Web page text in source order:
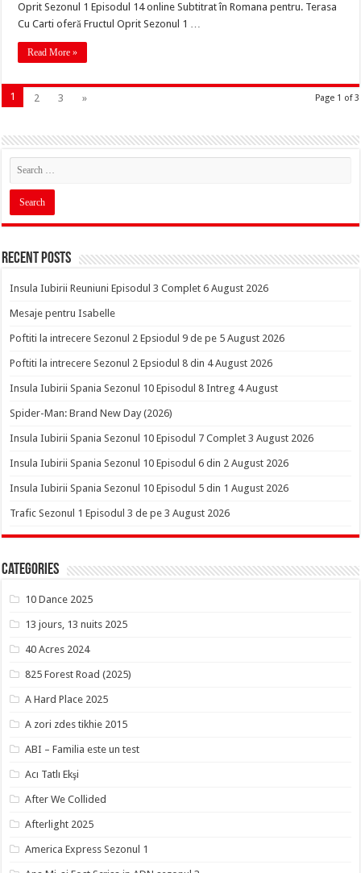
Oprit Sezonul 1 Episodul 14 online Subtitrat în Romana pentru. Terasa
Cu Carti oferă Fructul Oprit Sezonul 1 …
Read More »
Page 1 of 3
1 2 3 »
Recent Posts
Insula Iubirii Reuniuni Episodul 3 Complet 6 August 2026
Mesaje pentru Isabelle
Poftiti la intrecere Sezonul 2 Epsiodul 9 de pe 5 August 2026
Poftiti la intrecere Sezonul 2 Epsiodul 8 din 4 August 2026
Insula Iubirii Spania Sezonul 10 Episodul 8 Intreg 4 August
Spider-Man: Brand New Day (2026)
Insula Iubirii Spania Sezonul 10 Episodul 7 Complet 3 August 2026
Insula Iubirii Spania Sezonul 10 Episodul 6 din 2 August 2026
Insula Iubirii Spania Sezonul 10 Episodul 5 din 1 August 2026
Trafic Sezonul 1 Episodul 3 de pe 3 August 2026
Categories
10 Dance 2025
13 jours, 13 nuits 2025
40 Acres 2024
825 Forest Road (2025)
A Hard Place 2025
A zori zdes tikhie 2015
ABI – Familia este un test
Acı Tatlı Ekşi
After We Collided
Afterlight 2025
America Express Sezonul 1